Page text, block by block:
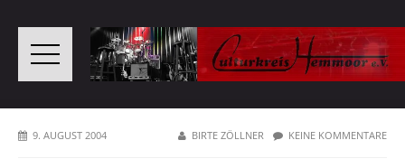
9. AUGUST 2004 KEINE KOMMENTARE
BIRTE ZÖLLNER